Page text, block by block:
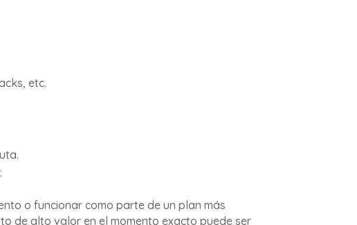
etc.
o funcionar como parte de un plan más
de alto valor en el momento exacto puede ser